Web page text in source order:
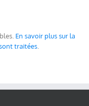
En savoir plus sur la
traitées